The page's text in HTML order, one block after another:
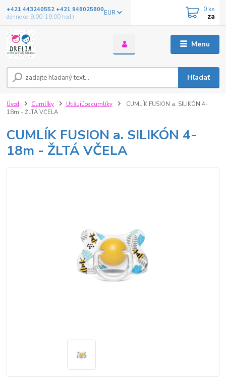
Menu
EUR
Hľadať
+421 443240552 +421 948025800
denne od 9:00-19:00 hod.)
0 ks
za
Úvod Cumlíky Utišujúce cumlíky
CUMLÍK FUSION a. SILIKÓN 4-
18m - ŽLTÁ VČELA
CUMLÍK FUSION a. SILIKÓN 4-
18m - ŽLTÁ VČELA